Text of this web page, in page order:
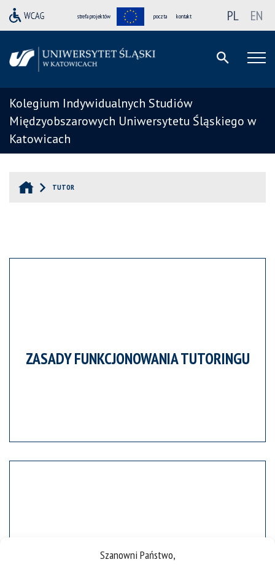
Szanowni Państwo,
strefa projektów poczta kontakt PL EN
Kolegium Indywidualnych Studiów
Międzyobszarowych Uniwersytetu Śląskiego w
Katowicach
TUTOR
ZASADY FUNKCJONOWANIA TUTORINGU
PORTAL ISM